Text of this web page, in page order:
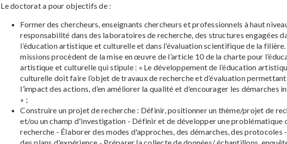
Le doctorat a pour objectifs de :
Former des chercheurs, enseignants chercheurs et professionnels à haut
responsabilité dans des laboratoires de recherche, des structures engagées
l’éducation artistique et culturelle et dans l’évaluation scientifique de la filière.
missions procèdent de la mise en œuvre de l’article 10 de la charte pour
artistique et culturelle qui stipule : « Le développement de l’éducation
culturelle doit faire l’objet de travaux de recherche et d’évaluation
l’impact des actions, d’en améliorer la qualité et d’encourager les démarches
» ;
Construire un projet de recherche : Définir, positionner un thème/projet de
et/ou un champ d'investigation - Définir et de développer une problématique
recherche - Élaborer des modes d'approches, des démarches, des protocoles
des plans d'expérience - Préparer la collecte de données/ échantillons,